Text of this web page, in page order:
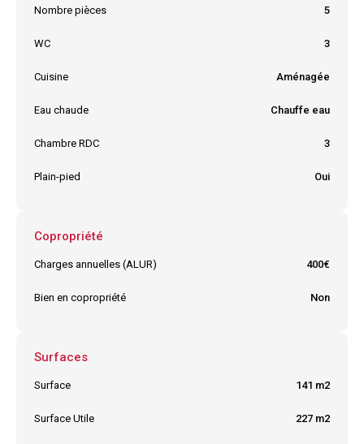
Nombre pièces 5
WC 3
Cuisine Aménagée
Eau chaude Chauffe eau
Chambre RDC 3
Plain-pied Oui
Copropriété
Charges annuelles (ALUR) 400€
Bien en copropriété Non
Surfaces
Surface 141 m2
Surface Utile 227 m2